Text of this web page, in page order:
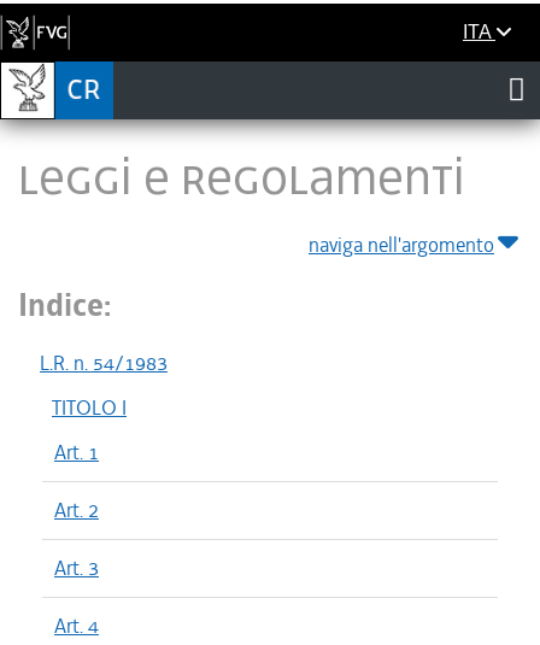
ITA
LEGGI E REGOLAMENTI
naviga nell'argomento
Indice:
L.R. n. 54/1983
TITOLO I
Art. 1
Art. 2
Art. 3
Art. 4